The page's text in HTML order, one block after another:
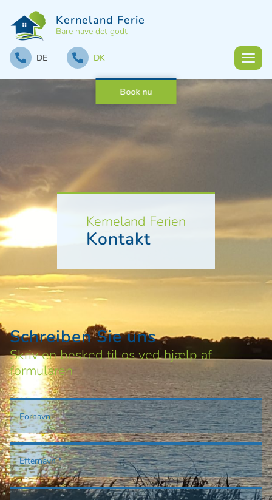
Kerneland Ferie
Bare have det godt
Book nu
DE DK
Kerneland Ferien
Kontakt
Schreiben Sie uns
Skriv en besked til os ved hjælp af
formularen